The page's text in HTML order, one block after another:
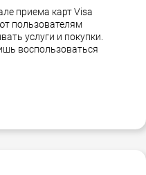
приема карт Visa
пользователям
услуги и покупки.
воспользоваться